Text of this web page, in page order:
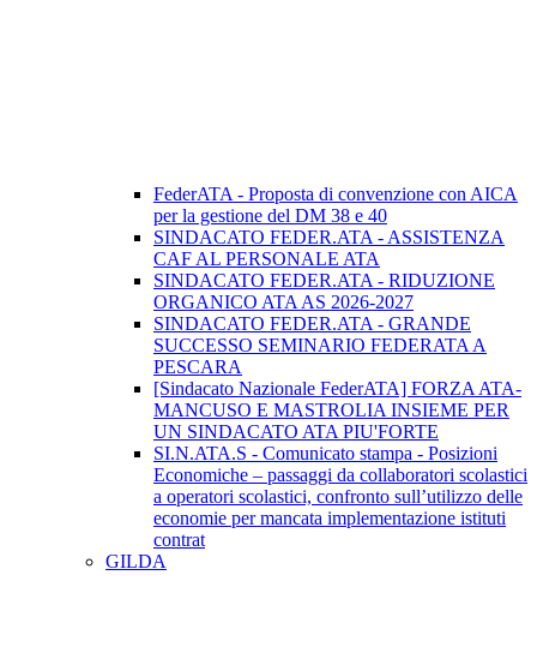
FederATA - Proposta di convenzione con AICA
per la gestione del DM 38 e 40
SINDACATO FEDER.ATA - ASSISTENZA
CAF AL PERSONALE ATA
SINDACATO FEDER.ATA - RIDUZIONE
ORGANICO ATA AS 2026-2027
SINDACATO FEDER.ATA - GRANDE
SUCCESSO SEMINARIO FEDERATA A
PESCARA
[Sindacato Nazionale FederATA] FORZA ATA-
MANCUSO E MASTROLIA INSIEME PER
UN SINDACATO ATA PIU'FORTE
SI.N.ATA.S - Comunicato stampa - Posizioni
Economiche – passaggi da collaboratori scolastici
a operatori scolastici, confronto sull’utilizzo delle
economie per mancata implementazione istituti
contrat
GILDA